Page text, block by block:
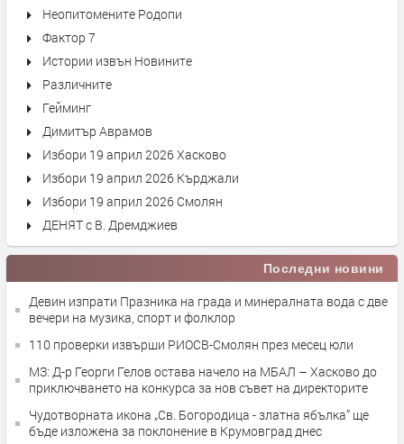
Неопитомените Родопи
Фактор 7
Истории извън Новините
Различните
Гейминг
Димитър Аврамов
Избори 19 април 2026 Хасково
Избори 19 април 2026 Кърджали
Избори 19 април 2026 Смолян
ДЕНЯТ с В. Дремджиев
Последни новини
Девин изпрати Празника на града и минералната вода с две
вечери на музика, спорт и фолклор
110 проверки извърши РИОСВ-Смолян през месец юли
МЗ: Д-р Георги Гелов остава начело на МБАЛ – Хасково до
приключването на конкурса за нов съвет на директорите
Чудотворната икона „Св. Богородица - златна ябълка” ще
бъде изложена за поклонение в Крумовград днес